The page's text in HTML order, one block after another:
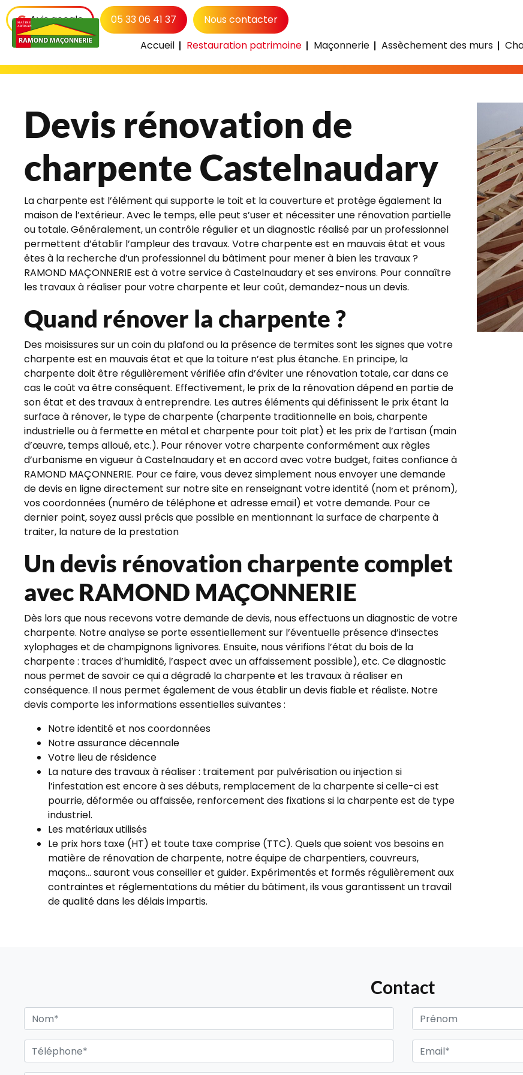
Accueil Restauration patrimoine Maçonnerie Assèchement des murs
Avis google 05 33 06 41 37 Nous contacter
Devis rénovation de
charpente Castelnaudary
La charpente est l’élément qui supporte le toit et la couverture et protège également la
maison de l’extérieur. Avec le temps, elle peut s’user et nécessiter une rénovation partielle
ou totale. Généralement, un contrôle régulier et un diagnostic réalisé par un professionnel
permettent d’établir l’ampleur des travaux. Votre charpente est en mauvais état et vous
êtes à la recherche d’un professionnel du bâtiment pour mener à bien les travaux ?
RAMOND MAÇONNERIE est à votre service à Castelnaudary et ses environs. Pour connaître
les travaux à réaliser pour votre charpente et leur coût, demandez-nous un devis.
Quand rénover la charpente ?
Des moisissures sur un coin du plafond ou la présence de termites sont les signes que votre
charpente est en mauvais état et que la toiture n’est plus étanche. En principe, la
charpente doit être régulièrement vérifiée afin d’éviter une rénovation totale, car dans ce
cas le coût va être conséquent. Effectivement, le prix de la rénovation dépend en partie de
son état et des travaux à entreprendre. Les autres éléments qui définissent le prix étant la
surface à rénover, le type de charpente (charpente traditionnelle en bois, charpente
industrielle ou à fermette en métal et charpente pour toit plat) et les prix de l’artisan (main
d’œuvre, temps alloué, etc.). Pour rénover votre charpente conformément aux règles
d’urbanisme en vigueur à Castelnaudary et en accord avec votre budget, faites confiance à
RAMOND MAÇONNERIE. Pour ce faire, vous devez simplement nous envoyer une demande
de devis en ligne directement sur notre site en renseignant votre identité (nom et prénom),
vos coordonnées (numéro de téléphone et adresse email) et votre demande. Pour ce
dernier point, soyez aussi précis que possible en mentionnant la surface de charpente à
traiter, la nature de la prestation
Un devis rénovation charpente complet
avec RAMOND MAÇONNERIE
Dès lors que nous recevons votre demande de devis, nous effectuons un diagnostic de votre
charpente. Notre analyse se porte essentiellement sur l’éventuelle présence d’insectes
xylophages et de champignons lignivores. Ensuite, nous vérifions l’état du bois de la
charpente : traces d’humidité, l’aspect avec un affaissement possible), etc. Ce diagnostic
nous permet de savoir ce qui a dégradé la charpente et les travaux à réaliser en
conséquence. Il nous permet également de vous établir un devis fiable et réaliste. Notre
devis comporte les informations essentielles suivantes :
Notre identité et nos coordonnées
Notre assurance décennale
Votre lieu de résidence
La nature des travaux à réaliser : traitement par pulvérisation ou injection si
l’infestation est encore à ses débuts, remplacement de la charpente si celle-ci est
pourrie, déformée ou affaissée, renforcement des fixations si la charpente est de type
industriel.
Les matériaux utilisés
Le prix hors taxe (HT) et toute taxe comprise (TTC). Quels que soient vos besoins en
matière de rénovation de charpente, notre équipe de charpentiers, couvreurs,
maçons... sauront vous conseiller et guider. Expérimentés et formés régulièrement aux
contraintes et réglementations du métier du bâtiment, ils vous garantissent un travail
de qualité dans les délais impartis.
Contact